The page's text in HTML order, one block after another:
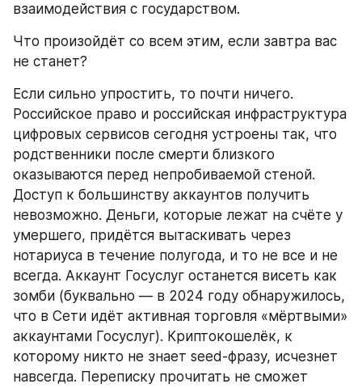
взаимодействия с государством.
Что произойдёт со всем этим, если завтра вас
не станет?
Если сильно упростить, то почти ничего.
Российское право и российская инфраструктура
цифровых сервисов сегодня устроены так, что
родственники после смерти близкого
оказываются перед непробиваемой стеной.
Доступ к большинству аккаунтов получить
невозможно. Деньги, которые лежат на счёте у
умершего, придётся вытаскивать через
нотариуса в течение полугода, и то не все и не
всегда. Аккаунт Госуслуг останется висеть как
зомби (буквально — в 2024 году обнаружилось,
что в Сети идёт активная торговля «мёртвыми»
аккаунтами Госуслуг). Криптокошелёк, к
которому никто не знает seed-фразу, исчезнет
навсегда. Переписку прочитать не сможет